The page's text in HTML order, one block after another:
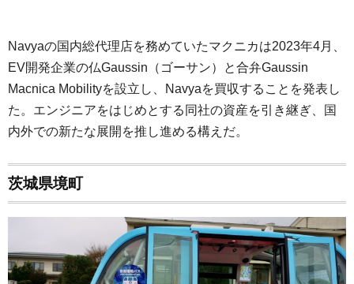
Navyaの国内総代理店を務めていたマクニカは2023年4月、
EV開発企業の仏Gaussin（ゴーサン）と合弁Gaussin
Macnica Mobilityを設立し、Navyaを買収することを発表し
た。エンジニアをはじめとする同社の資産を引き継ぎ、国
内外での新たな展開を推し進める構えだ。
茨城県境町